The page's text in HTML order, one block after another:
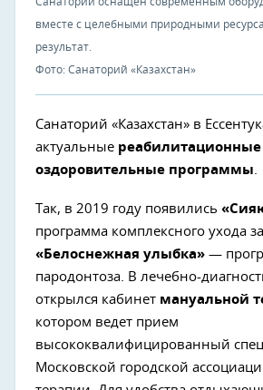
вместе с целебными природными
результат.
Фото: Санаторий «Казахстан»
Санаторий «Казахстан» в
актуальные реабилитационные
оздоровительные программы.
Так, в 2019 году появились
программа комплексного ухода
«Белоснежная улыбка» —
пародонтоза. В лечебно-
открылся кабинет мануальной
котором ведет прием
высококвалифицированный
Московской городской